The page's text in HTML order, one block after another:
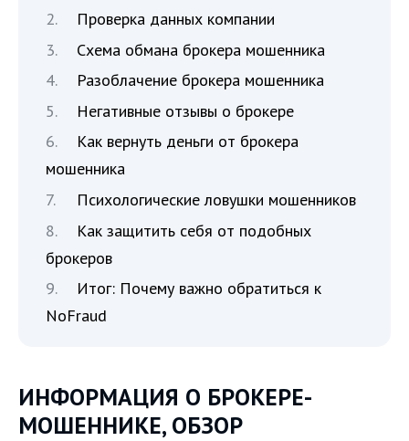
Проверка данных компании
Схема обмана брокера мошенника
Разоблачение брокера мошенника
Негативные отзывы о брокере
Как вернуть деньги от брокера
мошенника
Психологические ловушки мошенников
Как защитить себя от подобных
брокеров
Итог: Почему важно обратиться к
NoFraud
ИНФОРМАЦИЯ О БРОКЕРЕ-
МОШЕННИКЕ, ОБЗОР